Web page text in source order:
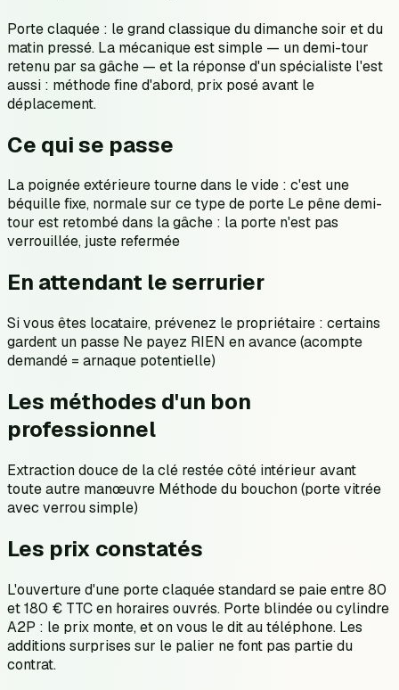
Porte claquée : le grand classique du dimanche soir et du
matin pressé. La mécanique est simple — un demi-tour
retenu par sa gâche — et la réponse d'un spécialiste l'est
aussi : méthode fine d'abord, prix posé avant le
déplacement.
Ce qui se passe
La poignée extérieure tourne dans le vide : c'est une
béquille fixe, normale sur ce type de porte Le pêne demi-
tour est retombé dans la gâche : la porte n'est pas
verrouillée, juste refermée
En attendant le serrurier
Si vous êtes locataire, prévenez le propriétaire : certains
gardent un passe Ne payez RIEN en avance (acompte
demandé = arnaque potentielle)
Les méthodes d'un bon
professionnel
Extraction douce de la clé restée côté intérieur avant
toute autre manœuvre Méthode du bouchon (porte vitrée
avec verrou simple)
Les prix constatés
L'ouverture d'une porte claquée standard se paie entre 80
et 180 € TTC en horaires ouvrés. Porte blindée ou cylindre
A2P : le prix monte, et on vous le dit au téléphone. Les
additions surprises sur le palier ne font pas partie du
contrat.